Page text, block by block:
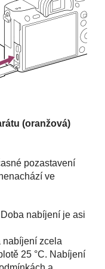
(oranžová)
pozastavení
ve
nabíjení je asi
nabíjení zcela
25 °C. Nabíjení